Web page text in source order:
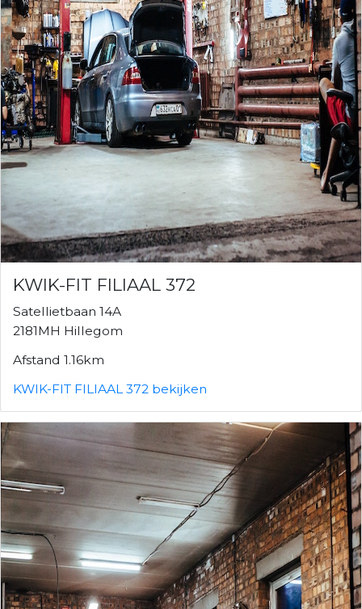
KWIK-FIT FILIAAL 372
Satellietbaan 14A
2181MH Hillegom
Afstand 1.16km
KWIK-FIT FILIAAL 372 bekijken